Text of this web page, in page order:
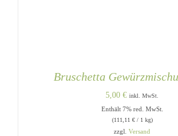
Bruschetta
5,00 € inkl. MwSt.
Enthält 7% red. MwSt.
(111,11 €/ 1 kg)
zzgl. Versand